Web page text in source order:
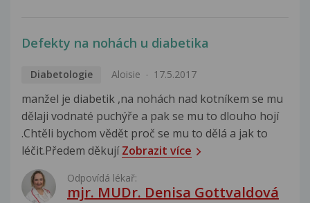
Defekty na nohách u diabetika
Diabetologie Aloisie 17.5.2017
manžel je diabetik ,na nohách nad kotníkem se mu
dělaji vodnaté puchýře a pak se mu to dlouho hojí
.Chtěli bychom vědět proč se mu to dělá a jak to
léčit.Předem děkujíZobrazit více
Odpovídá lékař:
mjr. MUDr. Denisa Gottvaldová